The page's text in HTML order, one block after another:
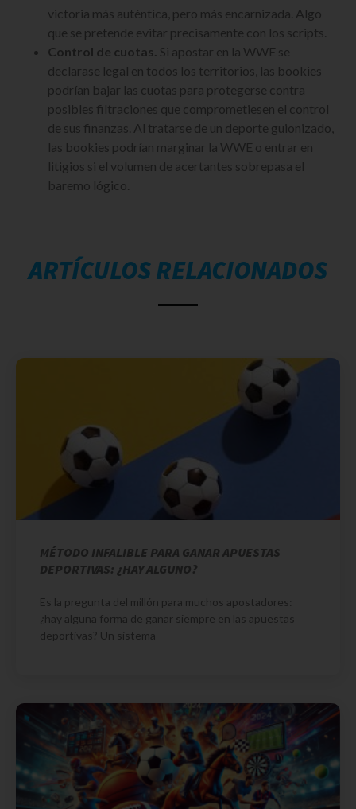
victoria más auténtica, pero más encarnizada. Algo
que se pretende evitar precisamente con los scripts.
Control de cuotas. Si apostar en la WWE se
declarase legal en todos los territorios, las bookies
podrían bajar las cuotas para protegerse contra
posibles filtraciones que comprometiesen el control
de sus finanzas. Al tratarse de un deporte guionizado,
las bookies podrían marginar la WWE o entrar en
litigios si el volumen de acertantes sobrepasa el
baremo lógico.
ARTÍCULOS RELACIONADOS
MÉTODO INFALIBLE PARA GANAR APUESTAS
DEPORTIVAS: ¿HAY ALGUNO?
Es la pregunta del millón para muchos apostadores:
¿hay alguna forma de ganar siempre en las apuestas
deportivas? Un sistema